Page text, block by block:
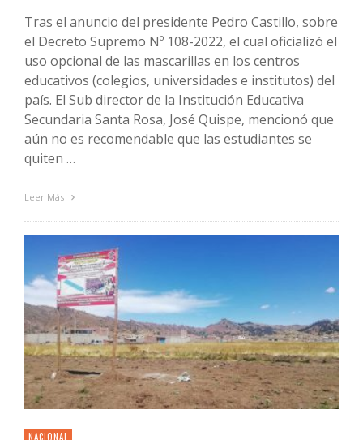
Tras el anuncio del presidente Pedro Castillo, sobre
el Decreto Supremo Nº 108-2022, el cual oficializó el
uso opcional de las mascarillas en los centros
educativos (colegios, universidades e institutos) del
país. El Sub director de la Institución Educativa
Secundaria Santa Rosa, José Quispe, mencionó que
aún no es recomendable que las estudiantes se
quiten …
Leer Más
NACIONAL